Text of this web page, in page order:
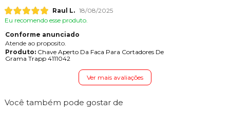
Raul L. 18/08/2025
Eu recomendo esse produto.
Conforme anunciado
Atende ao proposito.
Produto:Chave Aperto Da Faca Para Cortadores De
Grama Trapp 4111042
Ver mais avaliações
Você também pode gostar de